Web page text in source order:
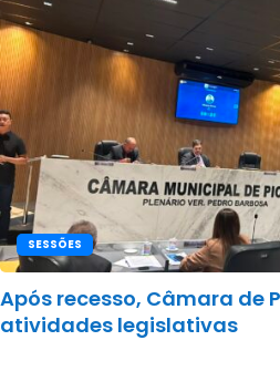
SESSÕES
Após recesso, Câmara de
atividades legislativas